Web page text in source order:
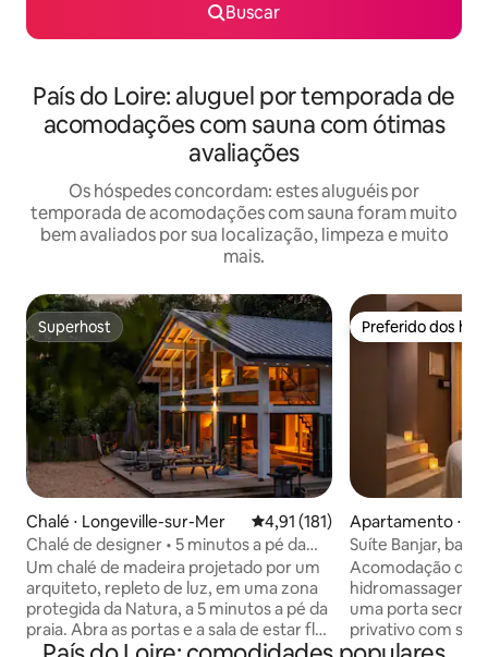
Buscar
País do Loire: aluguel por temporada de
acomodações com sauna com ótimas
avaliações
Os hóspedes concordam: estes aluguéis por
temporada de acomodações com sauna foram muito
bem avaliados por sua localização, limpeza e muito
mais.
Superhost
Superhost
Chalé ⋅ Longeville-sur-Mer 4,91 de uma avaliação média
4,91 (181)
Chalé de designer • 5 minutos a pé da
praia • Sauna
Um chalé de madeira projetado por um
arquiteto, repleto de luz, em uma zona
protegida da Natura, a 5 minutos a pé da
praia. Abra as portas e a sala de estar flui
perfeitamente para o terraço. Respire o
Preferido dos
Preferido dos
Apartamento ⋅
d'Aubigné
Suíte Banjar,
hidromassagem,
Acomodação de
hidromassagem,
uma porta
privativo com
massagem Presenteie-se com uma